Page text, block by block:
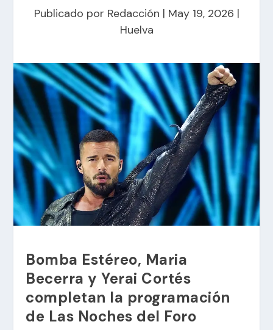
Publicado por Redacción | May 19, 2026 |
Huelva
Bomba Estéreo, Maria
Becerra y Yerai Cortés
completan la programación
de Las Noches del Foro